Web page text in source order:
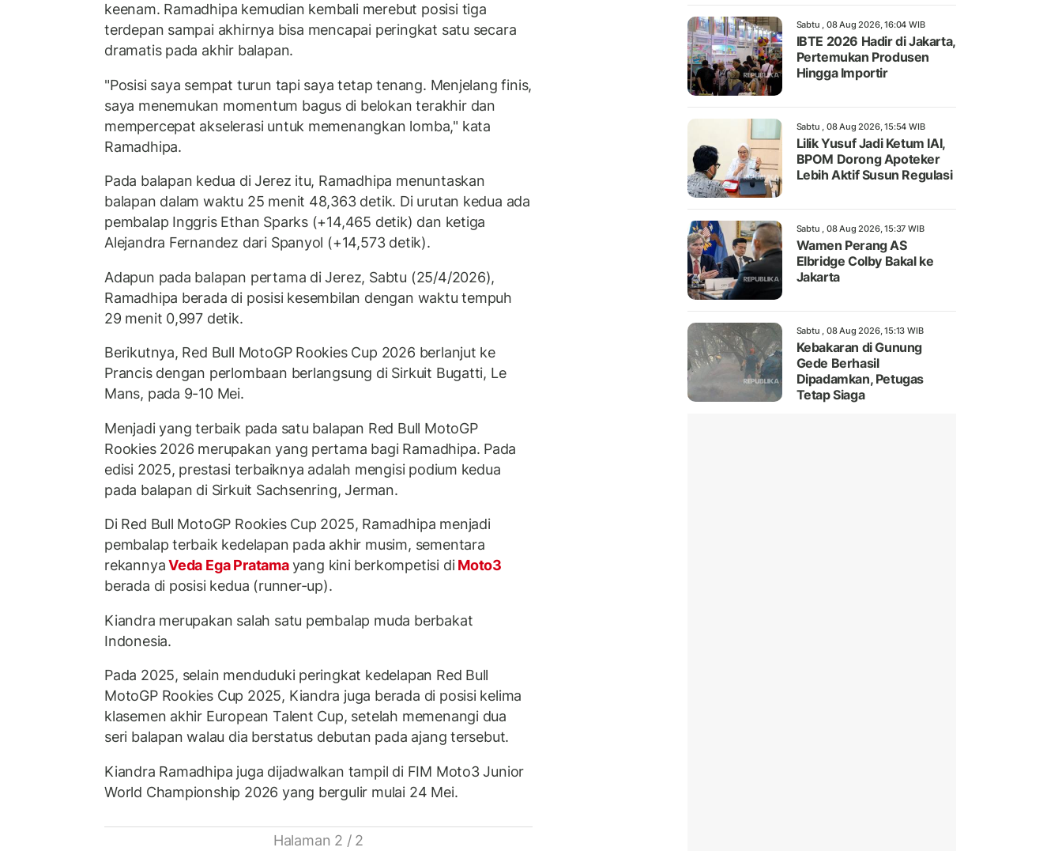
keenam. Ramadhipa kemudian kembali merebut posisi tiga
terdepan sampai akhirnya bisa mencapai peringkat satu secara
dramatis pada akhir balapan.
"Posisi saya sempat turun tapi saya tetap tenang. Menjelang finis,
saya menemukan momentum bagus di belokan terakhir dan
mempercepat akselerasi untuk memenangkan lomba," kata
Ramadhipa.
Pada balapan kedua di Jerez itu, Ramadhipa menuntaskan
balapan dalam waktu 25 menit 48,363 detik. Di urutan kedua ada
pembalap Inggris Ethan Sparks (+14,465 detik) dan ketiga
Alejandra Fernandez dari Spanyol (+14,573 detik).
Adapun pada balapan pertama di Jerez, Sabtu (25/4/2026),
Ramadhipa berada di posisi kesembilan dengan waktu tempuh
29 menit 0,997 detik.
Berikutnya, Red Bull MotoGP Rookies Cup 2026 berlanjut ke
Prancis dengan perlombaan berlangsung di Sirkuit Bugatti, Le
Mans, pada 9-10 Mei.
Menjadi yang terbaik pada satu balapan Red Bull MotoGP
Rookies 2026 merupakan yang pertama bagi Ramadhipa. Pada
edisi 2025, prestasi terbaiknya adalah mengisi podium kedua
pada balapan di Sirkuit Sachsenring, Jerman.
Di Red Bull MotoGP Rookies Cup 2025, Ramadhipa menjadi
pembalap terbaik kedelapan pada akhir musim, sementara
rekannyaVeda Ega Pratamayang kini berkompetisi diMoto3
berada di posisi kedua (runner-up).
Kiandra merupakan salah satu pembalap muda berbakat
Indonesia.
Pada 2025, selain menduduki peringkat kedelapan Red Bull
MotoGP Rookies Cup 2025, Kiandra juga berada di posisi kelima
klasemen akhir European Talent Cup, setelah memenangi dua
seri balapan walau dia berstatus debutan pada ajang tersebut.
Kiandra Ramadhipa juga dijadwalkan tampil di FIM Moto3 Junior
World Championship 2026 yang bergulir mulai 24 Mei.
Halaman 2 / 2
Sabtu , 08 Aug 2026, 16:04 WIB
IBTE 2026 Hadir di Jakarta,
Pertemukan Produsen
Hingga Importir
Sabtu , 08 Aug 2026, 15:54 WIB
Lilik Yusuf Jadi Ketum IAI,
BPOM Dorong Apoteker
Lebih Aktif Susun Regulasi
Sabtu , 08 Aug 2026, 15:37 WIB
Wamen Perang AS
Elbridge Colby Bakal ke
Jakarta
Sabtu , 08 Aug 2026, 15:13 WIB
Kebakaran di Gunung
Gede Berhasil
Dipadamkan, Petugas
Tetap Siaga